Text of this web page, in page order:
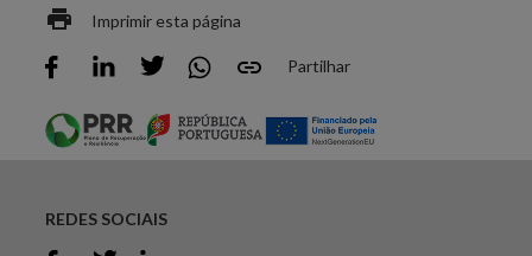
Imprimir esta página
Partilhar
REDES SOCIAIS